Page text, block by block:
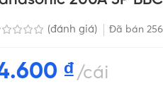
(đánh giá) Đã bán 256
₫ cái